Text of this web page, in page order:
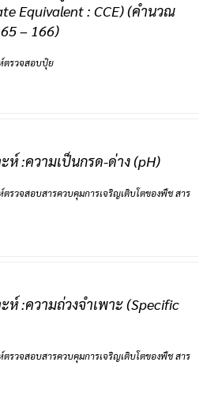
Equivalent : CCE) (คำนวณ
– 166)
ตรวจสอบปุ๋ย
ห์ :ความเป็นกรด-ด่าง (pH)
ตรวจสอบสารควบคุมการเจริญเติบโตของพืช สาร
ห์ :ความถ่วงจำเพาะ (Specific
ตรวจสอบสารควบคุมการเจริญเติบโตของพืช สาร